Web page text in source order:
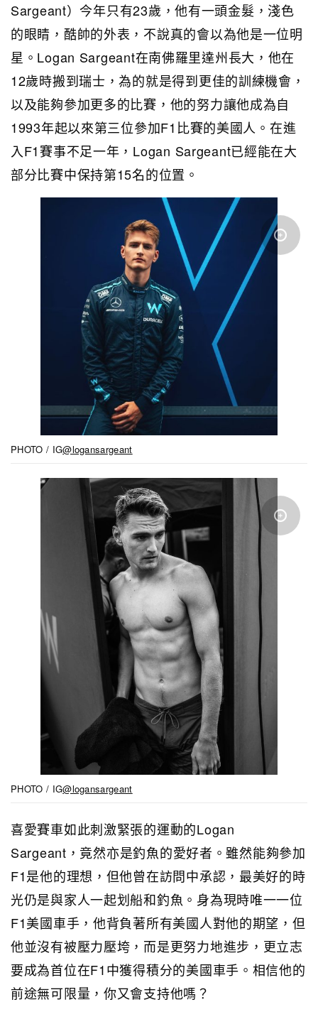
Sargeant）今年只有23歲，他有一頭金髮，淺色
的眼睛，酷帥的外表，不說真的會以為他是一位明
星。Logan Sargeant在南佛羅里達州長大，他在
12歲時搬到瑞士，為的就是得到更佳的訓練機會，
以及能夠參加更多的比賽，他的努力讓他成為自
1993年起以來第三位參加F1比賽的美國人。在進
入F1賽事不足一年，Logan Sargeant已經能在大
部分比賽中保持第15名的位置。
PHOTO / IG@logansargeant
PHOTO / IG@logansargeant
喜愛賽車如此刺激緊張的運動的Logan
Sargeant，竟然亦是釣魚的愛好者。雖然能夠參加
F1是他的理想，但他曾在訪問中承認，最美好的時
光仍是與家人一起划船和釣魚。身為現時唯一一位
F1美國車手，他背負著所有美國人對他的期望，但
他並沒有被壓力壓垮，而是更努力地進步，更立志
要成為首位在F1中獲得積分的美國車手。相信他的
前途無可限量，你又會支持他嗎？